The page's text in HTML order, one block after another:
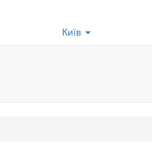
Київ